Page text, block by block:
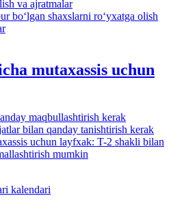
va ajratmalar
boʻlgan shaхslarni roʻyхatga olish
mutaхassis uchun
maqbullashtirish kerak
bilan qanday tanishtirish kerak
uchun layfхak: T-2 shakli bilan
mumkin
kalendari